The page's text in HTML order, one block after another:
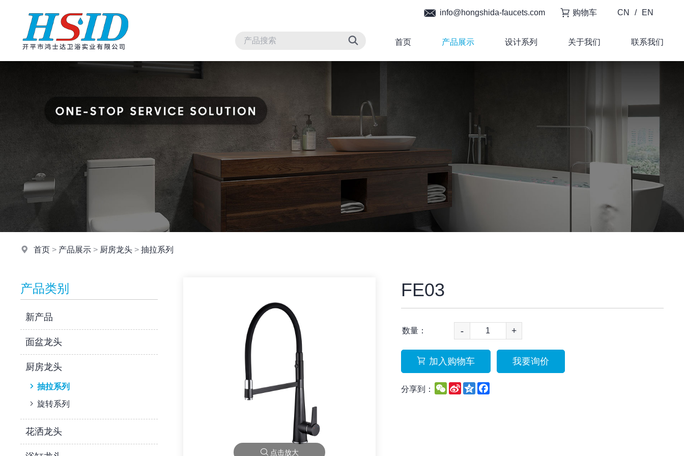
首页 产品展示 设计系列 关于我们 联系我们
info@hongshida-faucets.com 购物车 CN / EN
首页 > 产品展示 > 厨房龙头 >抽拉系列
产品类别
新产品
面盆龙头
厨房龙头
抽拉系列
旋转系列
花洒龙头
点击放大
FE03
数量： - +
加入购物车 我要询价
分享到： WeChat
Sina
Weibo
QzoneFacebook